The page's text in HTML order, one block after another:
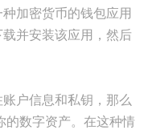
加密货币的钱包应用
并安装该应用，然后
户信息和私钥，那么
的数字资产。在这种情